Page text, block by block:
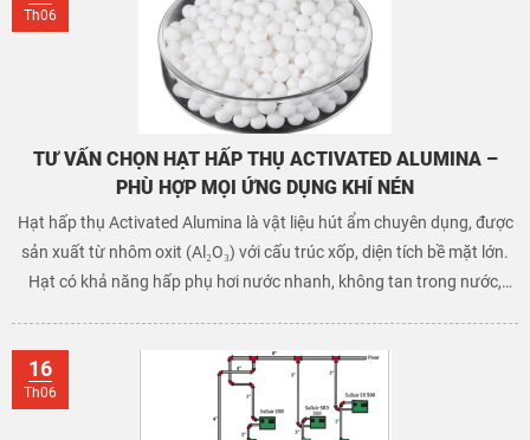
Th06
TƯ VẤN CHỌN HẠT HẤP THỤ ACTIVATED ALUMINA –
PHÙ HỢP MỌI ỨNG DỤNG KHÍ NÉN
Hạt hấp thụ Activated Alumina là vật liệu hút ẩm chuyên dụng, được
sản xuất từ nhôm oxit (Al₂O₃) với cấu trúc xốp, diện tích bề mặt lớn.
Hạt có khả năng hấp phụ hơi nước nhanh, không tan trong nước,
nổi bật gồm: đạt dew point -40°C, độ bền cao, tiết kiệm chi phí vận
hành. Hạt có dạng viên tròn, màu trắng hoặc hồng, kích thước phổ
biến từ 3–5 mm.
16
Th06